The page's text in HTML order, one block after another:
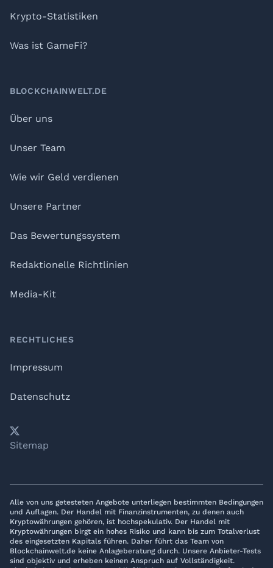
Krypto-Statistiken
Was ist GameFi?
BLOCKCHAINWELT.DE
Über uns
Unser Team
Wie wir Geld verdienen
Unsere Partner
Das Bewertungssystem
Redaktionelle Richtlinien
Media-Kit
RECHTLICHES
Impressum
Datenschutz
YouTube
𝕏LinkedIn
Telegram
Sitemap
Alle von uns getesteten Angebote unterliegen bestimmten Bedingungen
und Auflagen. Der Handel mit Finanzinstrumenten, zu denen auch
Kryptowährungen gehören, ist hochspekulativ. Der Handel mit
Kryptowährungen birgt ein hohes Risiko und kann bis zum Totalverlust
des eingesetzten Kapitals führen. Daher führt das Team von
Blockchainwelt.de keine Anlageberatung durch. Unsere Anbieter-Tests
sind objektiv und erheben keinen Anspruch auf Vollständigkeit.